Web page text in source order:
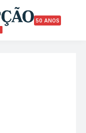
50 ANOS